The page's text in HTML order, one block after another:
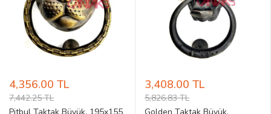
4,356.00 TL
7,442.25 TL
Pitbul Taktak Büyük, 195x155
3,408.00 TL
5,826.83 TL
Golden Taktak Büyük,